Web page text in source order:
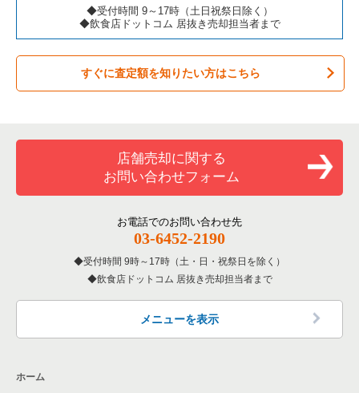
カラオケ・パブ・スナックの居抜き売却物件の案件一覧
バーの居抜き売却物件の案件一覧
居酒屋・ダイニングバーの居抜き売却物件の案件一覧
洋食の居抜き売却物件の案件一覧
その他の居抜き売却物件の案件一覧
板橋区の飲食店の居抜き売却物件の案件一覧
台東区の飲食店の居抜き売却物件の案件一覧
練馬区の飲食店の居抜き売却物件の案件一覧
北区の飲食店の居抜き売却物件の案件一覧
江戸川区の飲食店の居抜き売却物件の案件一覧
墨田区の飲食店の居抜き売却物件の案件一覧
品川区の飲食店の居抜き売却物件の案件一覧
東京23区のカフェの居抜き売却物件の案件一覧
東京23区のテイクアウトの居抜き売却物件の案件一覧
東京23区のお弁当・惣菜・デリの居抜き売却物件の案件一覧
東京23区のバーの居抜き売却物件の案件一覧
東京23区の居酒屋・ダイニングバーの居抜き売却物件の案件一
東京23区の専門料理の居抜き売却物件の案件一覧
東京23区の和食の居抜き売却物件の案件一覧
東京23区の洋食の居抜き売却物件の案件一覧
港区のアジア料理の居抜き売却物件の案件一覧
港区のカフェの居抜き売却物件の案件一覧
港区のテイクアウトの居抜き売却物件の案件一覧
港区のバーの居抜き売却物件の案件一覧
港区の居酒屋・ダイニングバーの居抜き売却物件の案件一覧
港区の和食の居抜き売却物件の案件一覧
港区の洋食の居抜き売却物件の案件一覧
◆受付時間 9～17時（土日祝祭日除く）
◆飲食店ドットコム 居抜き売却担当者まで
すぐに査定額を知りたい方はこちら
店舗売却に関する
お問い合わせフォーム
お電話でのお問い合わせ先
03-6452-2190
受付時間 9時～17時（土・日・祝祭日を除く）
飲食店ドットコム 居抜き売却担当者まで
メニューを表示
ホーム